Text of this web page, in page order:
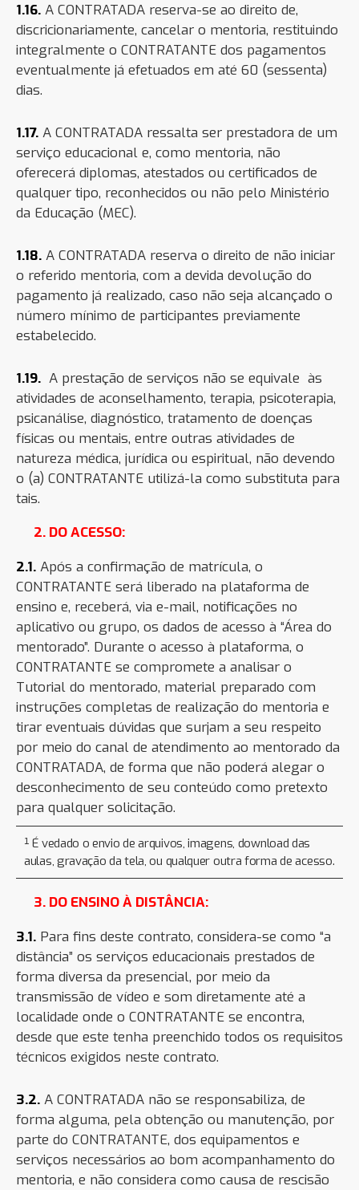
1.16. A CONTRATADA reserva-se ao direito de,
discricionariamente, cancelar o mentoria, restituindo
integralmente o CONTRATANTE dos pagamentos
eventualmente já efetuados em até 60 (sessenta)
dias.
1.17. A CONTRATADA ressalta ser prestadora de um
serviço educacional e, como mentoria, não
oferecerá diplomas, atestados ou certificados de
qualquer tipo, reconhecidos ou não pelo Ministério
da Educação (MEC).
1.18. A CONTRATADA reserva o direito de não iniciar
o referido mentoria, com a devida devolução do
pagamento já realizado, caso não seja alcançado o
número mínimo de participantes previamente
estabelecido.
1.19. A prestação de serviços não se equivale às
atividades de aconselhamento, terapia, psicoterapia,
psicanálise, diagnóstico, tratamento de doenças
físicas ou mentais, entre outras atividades de
natureza médica, jurídica ou espiritual, não devendo
o (a) CONTRATANTE utilizá-la como substituta para
tais.
2. DO ACESSO:
2.1. Após a confirmação de matrícula, o
CONTRATANTE será liberado na plataforma de
ensino e, receberá, via e-mail, notificações no
aplicativo ou grupo, os dados de acesso à “Área do
mentorado”. Durante o acesso à plataforma, o
CONTRATANTE se compromete a analisar o
Tutorial do mentorado, material preparado com
instruções completas de realização do mentoria e
tirar eventuais dúvidas que surjam a seu respeito
por meio do canal de atendimento ao mentorado da
CONTRATADA, de forma que não poderá alegar o
desconhecimento de seu conteúdo como pretexto
para qualquer solicitação.
¹ É vedado o envio de arquivos, imagens, download das
aulas, gravação da tela, ou qualquer outra forma de acesso.
3. DO ENSINO À DISTÂNCIA:
3.1. Para fins deste contrato, considera-se como “a
distância” os serviços educacionais prestados de
forma diversa da presencial, por meio da
transmissão de vídeo e som diretamente até a
localidade onde o CONTRATANTE se encontra,
desde que este tenha preenchido todos os requisitos
técnicos exigidos neste contrato.
3.2. A CONTRATADA não se responsabiliza, de
forma alguma, pela obtenção ou manutenção, por
parte do CONTRATANTE, dos equipamentos e
serviços necessários ao bom acompanhamento do
mentoria, e não considera como causa de rescisão